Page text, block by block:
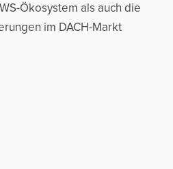
Ökosystem als auch die
im DACH-Markt